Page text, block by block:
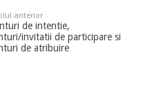
anterior
de intentie,
invitatii de participare si
de atribuire